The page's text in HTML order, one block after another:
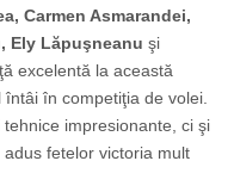
Carmen Asmarandei,
Ely Lăpuşneanu şi
excelentă la această
în competiţia de volei.
impresionante, ci şi
fetelor victoria mult